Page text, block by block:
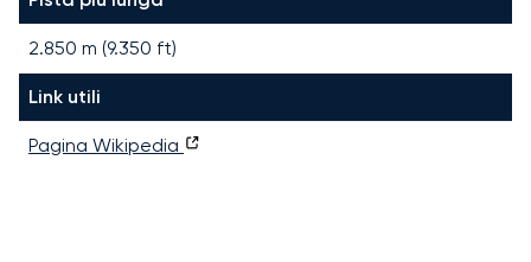
2.850 m (9.350 ft)
Link utili
Pagina Wikipedia